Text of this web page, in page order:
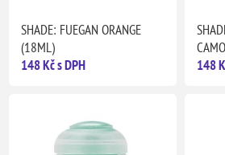
SHADE: FUEGAN ORANGE
(18ML)
148 Kč s DPH
148